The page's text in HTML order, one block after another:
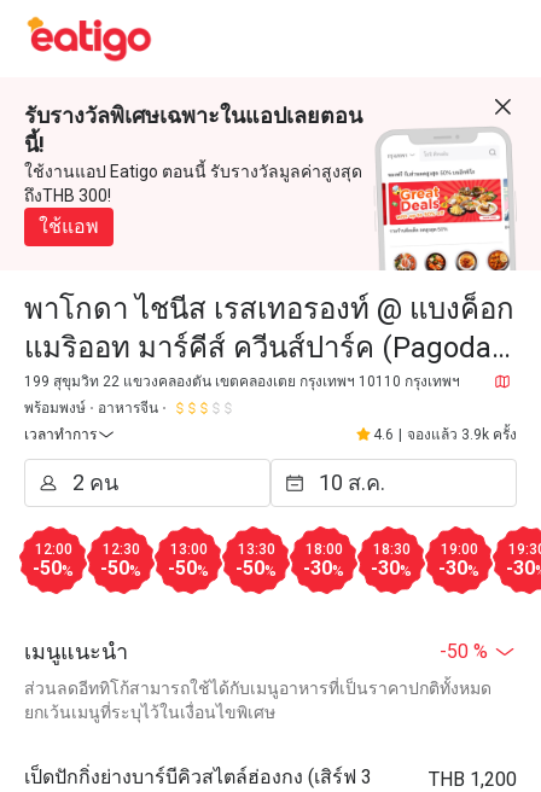
รับรางวัลพิเศษเฉพาะในแอปเลยตอน
นี้!
ใช้งานแอป Eatigo ตอนนี้ รับรางวัลมูลค่าสูงสุด
ถึงTHB 300!
ใช้แอพ
พาโกดา ไชนีส เรสเทอรองท์ @ แบงค็อก
แมริออท มาร์คีส์ ควีนส์ปาร์ค (Pagoda
Chinese Restaurant @ Bangkok
Marriott Marquis Queen's Pa
199 สุขุมวิท 22 แขวงคลองตัน เขตคลองเตย กรุงเทพฯ 10110 กรุงเทพฯ
พร้อมพงษ์
อาหารจีน
เวลาทำการ
4.6 จองแล้ว 3.9k ครั้ง
12:00
-50%
12:30
-50%
13:00
-50%
13:30
-50%
18:00
-30%
18:30
-30%
19:00
-30% -30
เมนูแนะนำ -50 %
ส่วนลดอีททิโก้สามารถใช้ได้กับเมนูอาหารที่เป็นราคาปกติทั้งหมด
ยกเว้นเมนูที่ระบุไว้ในเงื่อนไขพิเศษ
เป็ดปักกิ่งย่างบาร์บีคิวสไตล์ฮ่องกง (เสิร์ฟ 3
THB 1,200